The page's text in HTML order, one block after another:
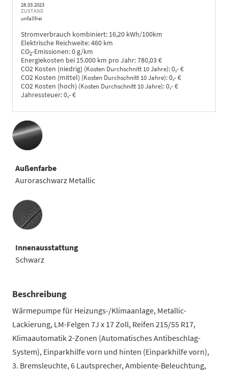
28.03.2023
ZUSTAND
unfallfrei
Stromverbrauch kombiniert: 16,20 kWh/100km
Elektrische Reichweite:460 km
CO2-Emissionen:0 g/km
Energiekosten bei 15.000 km pro Jahr:780,03 €
CO2 Kosten (niedrig) (Kosten Durchschnitt 10 Jahre):0,- €
CO2 Kosten (mittel) (Kosten Durchschnitt 10 Jahre):0,- €
CO2 Kosten (hoch) (Kosten Durchschnitt 10 Jahre):0,- €
Jahressteuer:0,- €
Außenfarbe
Auroraschwarz Metallic
Innenausstattung
Innenausstattung
Schwarz
Beschreibung
Wärmepumpe für Heizungs-/Klimaanlage, Metallic-
Lackierung, LM-Felgen 7J x 17 Zoll, Reifen 215/55 R17,
Klimaautomatik 2-Zonen (Automatisches Antibeschlag-
System), Einparkhilfe vorn und hinten (Einparkhilfe vorn),
3. Bremsleuchte, 6 Lautsprecher, Ambiente-Beleuchtung,